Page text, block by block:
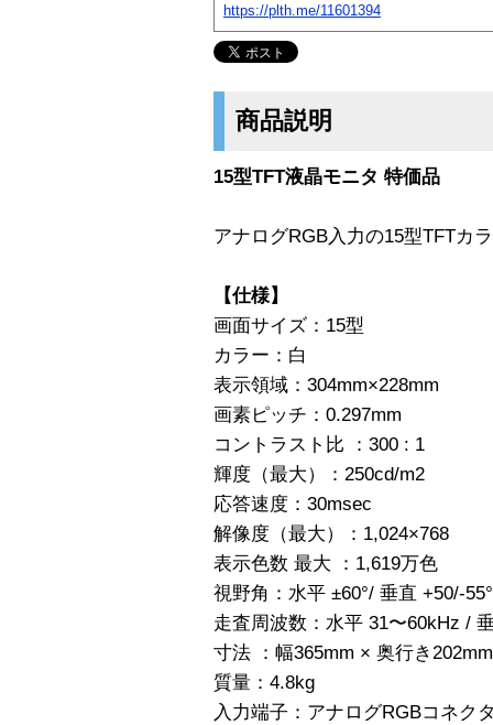
https://plth.me/11601394
商品説明
15型TFT液晶モニタ 特価品
アナログRGB入力の15型TFTカ
【仕様】
画面サイズ：15型
カラー：白
表示領域：304mm×228mm
画素ピッチ：0.297mm
コントラスト比 ：300 : 1
輝度（最大）：250cd/m2
応答速度：30msec
解像度（最大）：1,024×768
表示色数 最大 ：1,619万色
視野角：水平 ±60°/ 垂直 +50/-55°
走査周波数：水平 31〜60kHz /
寸法 ：幅365mm × 奥行き
質量：4.8kg
入力端子：アナログRGBコネク